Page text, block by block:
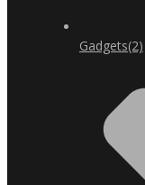
Gadgets(2)